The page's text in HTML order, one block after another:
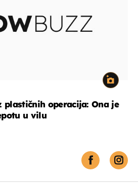
plastičnih operacija: Ona je
u vilu